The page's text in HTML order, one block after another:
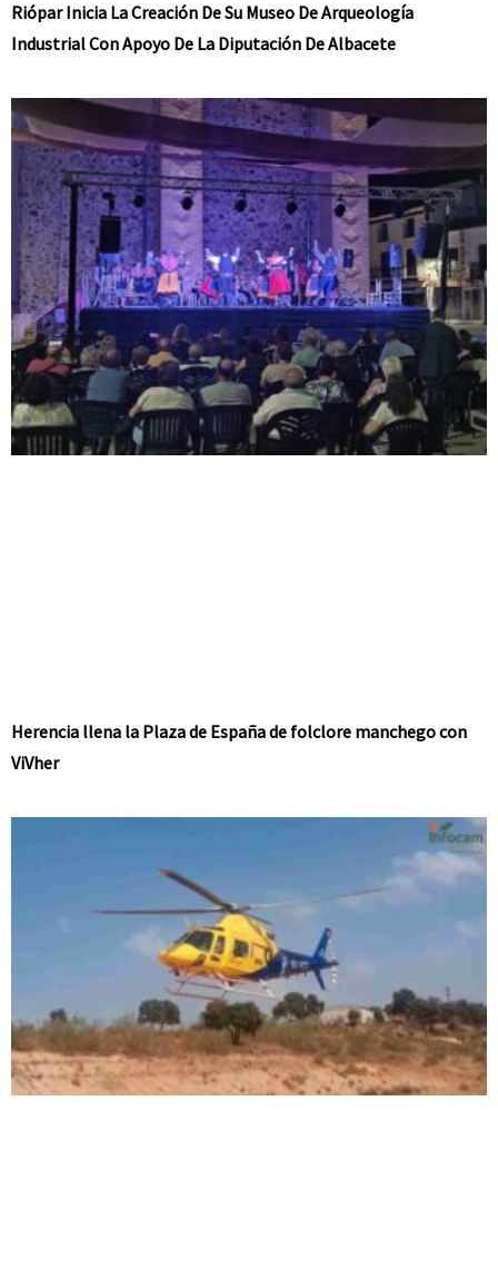
Riópar Inicia La Creación De Su Museo De Arqueología
Industrial Con Apoyo De La Diputación De Albacete
Herencia llena la Plaza de España de folclore manchego con
ViVher